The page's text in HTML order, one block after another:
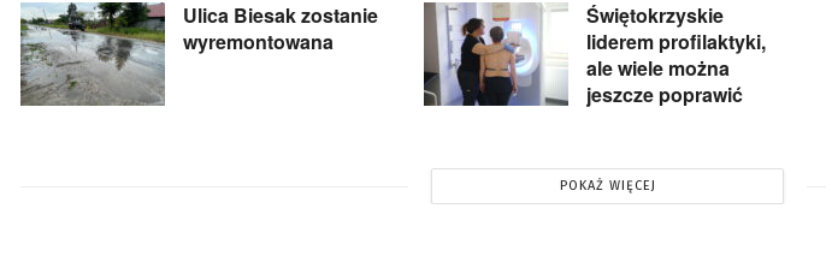
Ulica Biesak zostanie
wyremontowana
Świętokrzyskie
liderem profilaktyki,
ale wiele można
jeszcze poprawić
POKAŻ WIĘCEJ